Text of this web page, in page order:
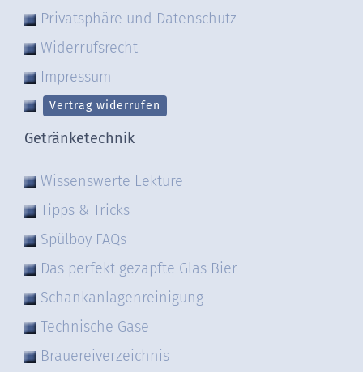
Privatsphäre und Datenschutz
Widerrufsrecht
Impressum
Vertrag widerrufen
Getränketechnik
Wissenswerte Lektüre
Tipps & Tricks
Spülboy FAQs
Das perfekt gezapfte Glas Bier
Schankanlagenreinigung
Technische Gase
Brauereiverzeichnis